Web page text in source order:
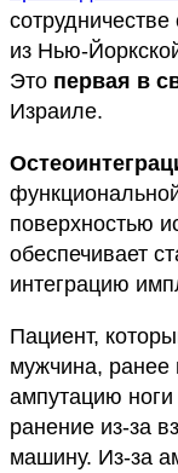
из Нью-
Это первая в
Израиле.
поверхностью
обеспечивает
интеграцию
Пациент,
мужчина, ранее
ампутацию
ранение из-за
машину. Из-за